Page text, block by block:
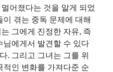
어졌다는 것을 알게 되었
겪는 중독 문제에 대해
그에게 진정한 자유, 즉
님에게서 발견할 수 있다
. 그리고 그녀는 그를 위
인 변화를 가져다준 순